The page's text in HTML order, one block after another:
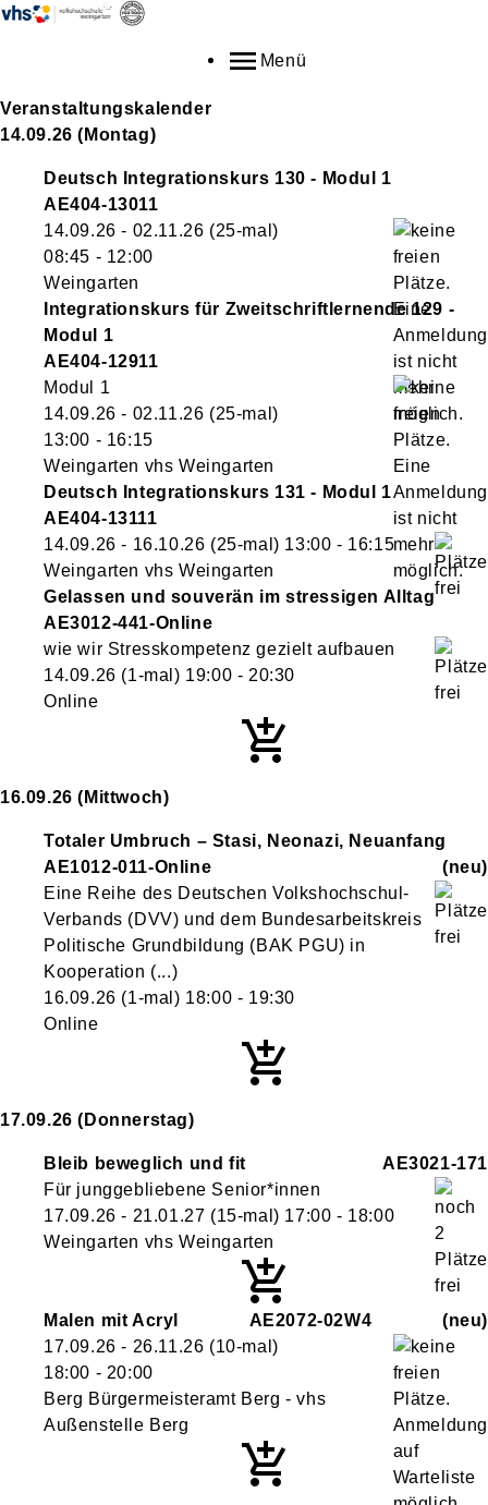
Menü
Veranstaltungskalender
14.09.26 (Montag)
Deutsch Integrationskurs 130 - Modul 1
AE404-13011
14.09.26 - 02.11.26 (25-mal)
08:45 - 12:00
Weingarten
Integrationskurs für Zweitschriftlernende 129 -
Modul 1
AE404-12911
Modul 1
14.09.26 - 02.11.26 (25-mal)
13:00 - 16:15
Weingarten vhs Weingarten
Deutsch Integrationskurs 131 - Modul 1
AE404-13111
14.09.26 - 16.10.26 (25-mal) 13:00 - 16:15
Weingarten vhs Weingarten
Gelassen und souverän im stressigen Alltag
AE3012-441-Online
wie wir Stresskompetenz gezielt aufbauen
14.09.26 (1-mal) 19:00 - 20:30
Online
16.09.26 (Mittwoch)
Totaler Umbruch – Stasi, Neonazi, Neuanfang
AE1012-011-Online
neu
Eine Reihe des Deutschen Volkshochschul-
Verbands (DVV) und dem Bundesarbeitskreis
Politische Grundbildung (BAK PGU) in
Kooperation (...)
16.09.26 (1-mal) 18:00 - 19:30
Online
17.09.26 (Donnerstag)
Bleib beweglich und fit
AE3021-171
Für junggebliebene Senior*innen
17.09.26 - 21.01.27 (15-mal) 17:00 - 18:00
Weingarten vhs Weingarten
Malen mit Acryl AE2072-02W4
neu
17.09.26 - 26.11.26 (10-mal)
18:00 - 20:00
Berg Bürgermeisteramt Berg - vhs
Außenstelle Berg